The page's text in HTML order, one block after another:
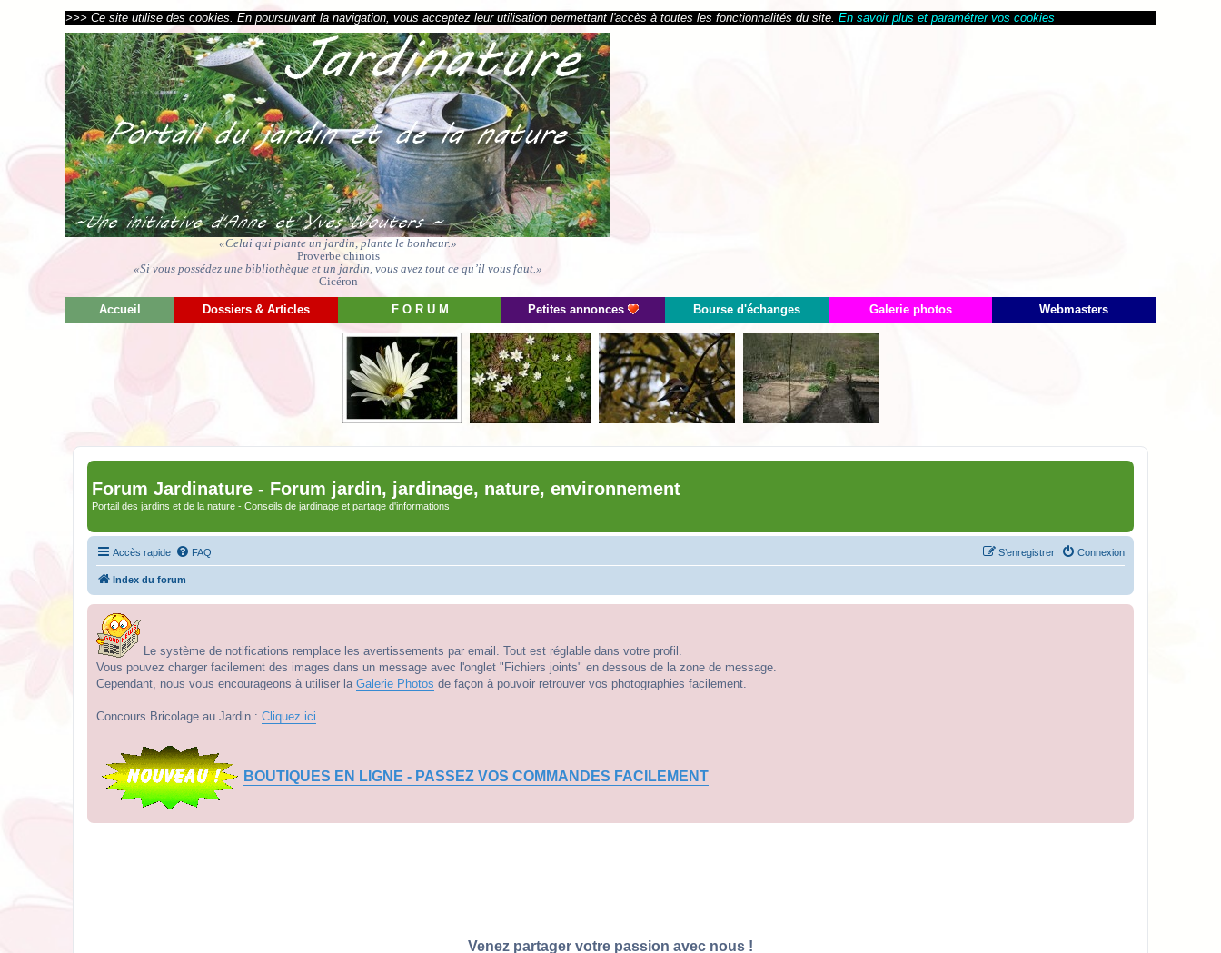
>>> Ce site utilise des cookies. En poursuivant la navigation, vous acceptez leur utilisation permettant l'accès à toutes les fonctionnalités du site. En savoir plus et paramétrer vos cookies
«Celui qui plante un jardin, plante le bonheur.»
Proverbe chinois
«Si vous possédez une bibliothèque et un jardin, vous avez tout ce qu’il vous faut.»
Cicéron
Accueil Dossiers & Articles F O R U M Petites annonces Bourse d'échanges Galerie photos Webmasters
Forum Jardinature - Forum jardin, jardinage, nature, environnement
Portail des jardins et de la nature - Conseils de jardinage et partage d'informations
Accès rapide FAQ Connexion
S’enregistrer
Index du forum
Le système de notifications remplace les avertissements par email. Tout est réglable dans votre profil.
Vous pouvez charger facilement des images dans un message avec l'onglet "Fichiers joints" en dessous de la zone de message.
Cependant, nous vous encourageons à utiliser la Galerie Photos de façon à pouvoir retrouver vos photographies facilement.
Concours Bricolage au Jardin : Cliquez ici
BOUTIQUES EN LIGNE - PASSEZ VOS COMMANDES FACILEMENT
Venez partager votre passion avec nous !